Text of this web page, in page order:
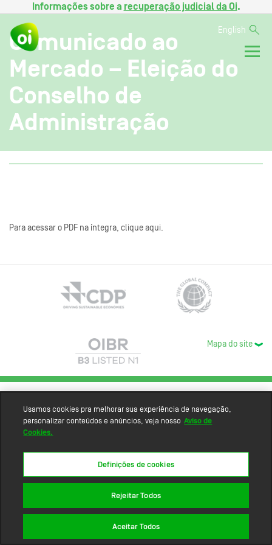
Informações sobre a recuperação judicial da Oi.
English
Comunicado ao
Mercado – Eleição do
Conselho de
Administração
Para acessar o PDF na íntegra, clique aqui.
Mapa do site
Usamos cookies pra melhorar sua experiência de navegação,
personalizar conteúdos e anúncios, veja nosso Aviso de
Cookies.
Definições de cookies
Rejeitar Todos
Aceitar Todos